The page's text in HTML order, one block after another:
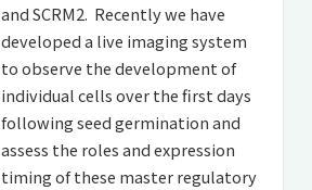
and SCRM2. Recently we have
developed a live imaging system
to observe the development of
individual cells over the first days
following seed germination and
assess the roles and expression
timing of these master regulatory